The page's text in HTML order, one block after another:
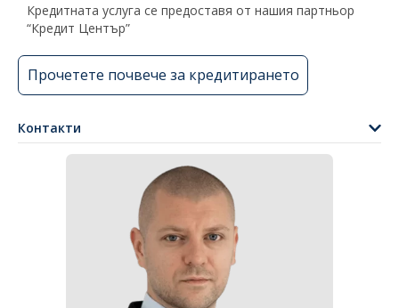
Кредитната услуга се предоставя от нашия партньор
“Кредит Център”
Прочетете почвече за кредитирането
Контакти